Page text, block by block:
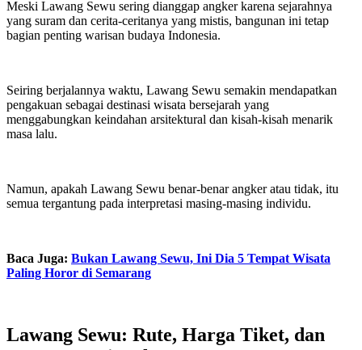
Meski Lawang Sewu sering dianggap angker karena sejarahnya
yang suram dan cerita-ceritanya yang mistis, bangunan ini tetap
bagian penting warisan budaya Indonesia.
Seiring berjalannya waktu, Lawang Sewu semakin mendapatkan
pengakuan sebagai destinasi wisata bersejarah yang
menggabungkan keindahan arsitektural dan kisah-kisah menarik
masa lalu.
Namun, apakah Lawang Sewu benar-benar angker atau tidak, itu
semua tergantung pada interpretasi masing-masing individu.
Baca Juga: Bukan Lawang Sewu, Ini Dia 5 Tempat Wisata
Paling Horor di Semarang
Lawang Sewu: Rute, Harga Tiket, dan